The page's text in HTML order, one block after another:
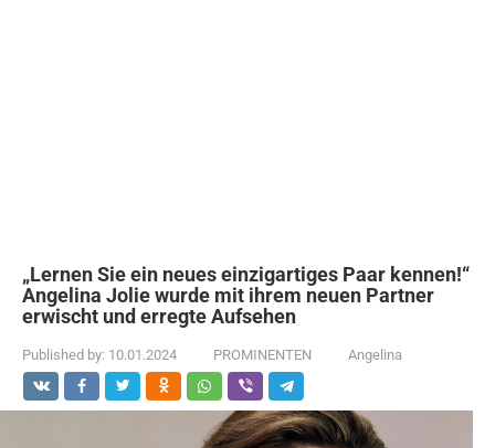
„Lernen Sie ein neues einzigartiges Paar kennen!“
Angelina Jolie wurde mit ihrem neuen Partner
erwischt und erregte Aufsehen
Published by: 10.01.2024 PROMINENTEN Angelina